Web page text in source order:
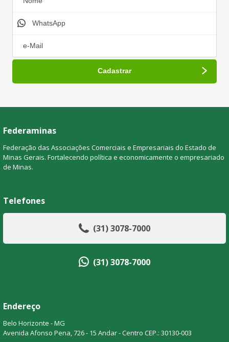
Federaminas
Federação das Associações Comerciais e Empresariais do Estado de
Minas Gerais. Fortalecendo política e economicamente o empresariado
de Minas.
Telefones
(31) 3078-7000
(31) 3078-7000
Endereço
Belo Horizonte - MG
Avenida Afonso Pena, 726 - 15 Andar - Centro CEP.: 30130-003